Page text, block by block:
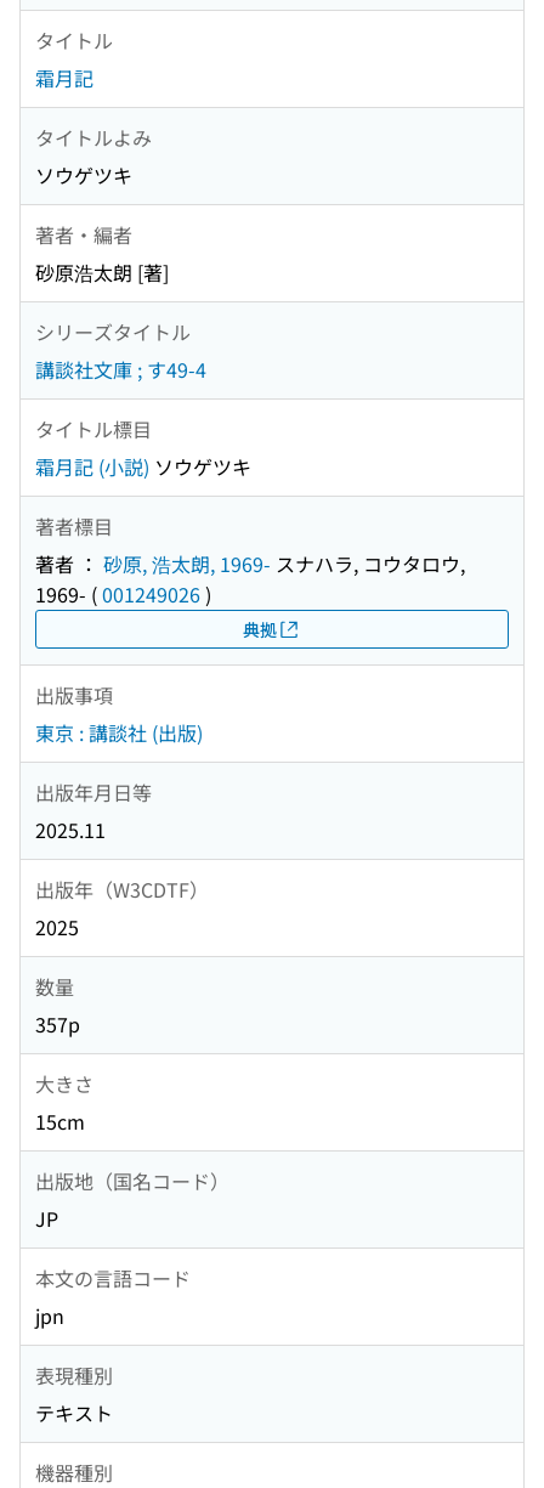
タイトル
霜月記
タイトルよみ
ソウゲツキ
著者・編者
砂原浩太朗 [著]
シリーズタイトル
講談社文庫 ; す49-4
タイトル標目
霜月記 (小説) ソウゲツキ
著者標目
著者 ： 砂原, 浩太朗, 1969- スナハラ, コウタロウ,
1969- (001249026)
典拠
出版事項
東京 : 講談社 (出版)
出版年月日等
2025.11
出版年（W3CDTF）
2025
数量
357p
大きさ
15cm
出版地（国名コード）
JP
本文の言語コード
jpn
表現種別
テキスト
機器種別